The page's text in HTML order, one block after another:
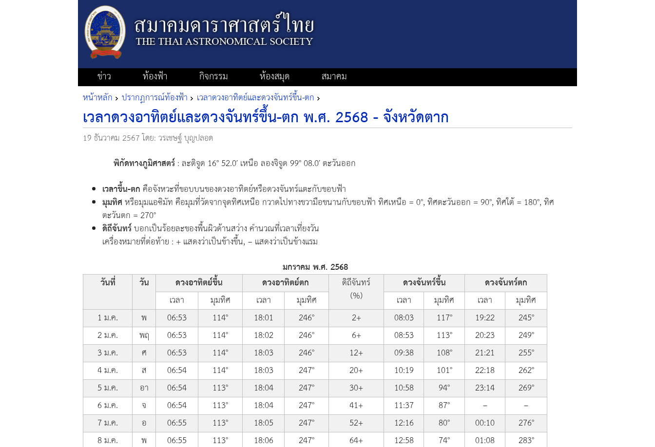
ข่าว ท้องฟ้า กิจกรรม ห้องสมุด สมาคม
หน้าหลัก ปรากฏการณ์ท้องฟ้า เวลาดวงอาทิตย์และดวงจันทร์ขึ้น-ตก
เวลาดวงอาทิตย์และดวงจันทร์ขึ้น-ตก พ.ศ. 2568 - จังหวัดตาก
19 ธันวาคม 2567โดย: วรเชษฐ์ บุญปลอด
พิกัดทางภูมิศาสตร์: ละติจูด 16° 52.0′ เหนือ ลองจิจูด 99° 08.0′ ตะวันออก
เวลาขึ้น-ตกคือจังหวะที่ขอบบนของดวงอาทิตย์หรือดวงจันทร์แตะกับขอบฟ้า
มุมทิศหรือมุมแอซิมัท คือมุมที่วัดจากจุดทิศเหนือ กวาดไปทางขวามือขนานกับขอบฟ้า ทิศเหนือ = 0°, ทิศตะวันออก = 90°, ทิศใต้ = 180°, ทิศ
ตะวันตก = 270°
ดิถีจันทร์บอกเป็นร้อยละของพื้นผิวด้านสว่าง คำนวณที่เวลาเที่ยงวัน
เครื่องหมายที่ต่อท้าย : + แสดงว่าเป็นข้างขึ้น, − แสดงว่าเป็นข้างแรม
มกราคม พ.ศ. 2568
วันที่
วัน ดวงอาทิตย์ขึ้น ดวงอาทิตย์ตก ดิถีจันทร์
(%)
ดวงจันทร์ขึ้น
ดวงจันทร์ตก
เวลา
มุมทิศ เวลา มุมทิศ เวลา มุมทิศ เวลา
มุมทิศ
1 ม.ค.
พ 06:53 114° 18:01 246° 2+ 08:03 117° 19:22
245°
2 ม.ค.
พฤ 06:53 114° 18:02 246° 6+ 08:53 113° 20:23
249°
3 ม.ค.
ศ 06:53 114° 18:03 246° 12+ 09:38 108° 21:21
255°
4 ม.ค.
ส 06:54 114° 18:03 247° 20+ 10:19 101° 22:18
262°
5 ม.ค.
อา 06:54 113° 18:04 247° 30+ 10:58 94° 23:14
269°
6 ม.ค.
จ 06:54 113° 18:04 247° 41+ 11:37 87° –
–
7 ม.ค.
อ 06:55 113° 18:05 247° 52+ 12:16 80° 00:10
276°
8 ม.ค.
พ 06:55 113° 18:06 247° 64+ 12:58 74° 01:08
283°